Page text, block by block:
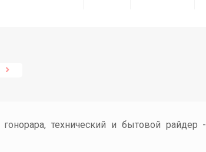
технический и бытовой райдер -